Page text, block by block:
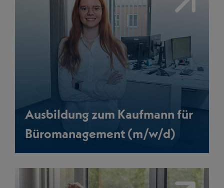
Ausbildung zum Kaufmann für
Büromanagement (m/w/d)